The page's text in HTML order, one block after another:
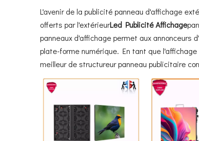
L'avenir de la publicité panneau d'affichage
offerts par l'extérieurLed Publicité Affichage
panneaux d'affichage permet aux
plate-forme numérique. En tant que
meilleur de structureur panneau publicitaire